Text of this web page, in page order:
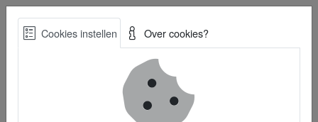
Skip
Best Practices voor een duurzame toekomst
Cookies instellen Over cookies?